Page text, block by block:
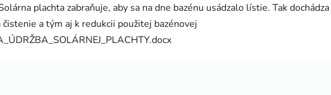
plachta zabraňuje, aby sa na dne bazénu usádzalo lístie. Tak dochádza
a tým aj k redukcii použitej bazénovej